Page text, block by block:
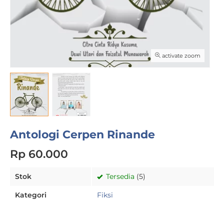
activate zoom
Antologi Cerpen Rinande
Rp 60.000
Stok Tersedia (5)
Kategori Fiksi